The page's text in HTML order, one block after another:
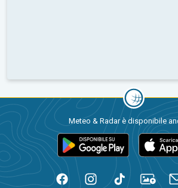
Meteo & Radar è disponibile